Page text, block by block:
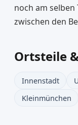
noch am
zwischen den
Ortsteile
Innenstadt
Kleinmünchen